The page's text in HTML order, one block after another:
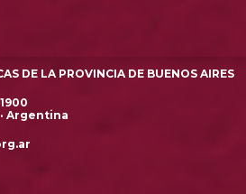
DE LA PROVINCIA DE BUENOS AIRES
Argentina